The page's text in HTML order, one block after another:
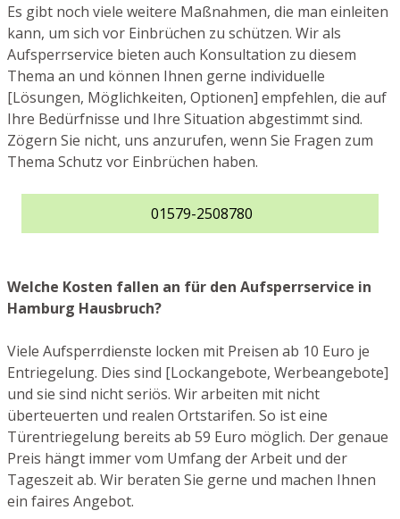
Es gibt noch viele weitere Maßnahmen, die man einleiten
kann, um sich vor Einbrüchen zu schützen. Wir als
Aufsperrservice bieten auch Konsultation zu diesem
Thema an und können Ihnen gerne individuelle
[Lösungen, Möglichkeiten, Optionen] empfehlen, die auf
Ihre Bedürfnisse und Ihre Situation abgestimmt sind.
Zögern Sie nicht, uns anzurufen, wenn Sie Fragen zum
Thema Schutz vor Einbrüchen haben.
01579-2508780
Welche Kosten fallen an für den Aufsperrservice in
Hamburg Hausbruch?
Viele Aufsperrdienste locken mit Preisen ab 10 Euro je
Entriegelung. Dies sind [Lockangebote, Werbeangebote]
und sie sind nicht seriös. Wir arbeiten mit nicht
überteuerten und realen Ortstarifen. So ist eine
Türentriegelung bereits ab 59 Euro möglich. Der genaue
Preis hängt immer vom Umfang der Arbeit und der
Tageszeit ab. Wir beraten Sie gerne und machen Ihnen
ein faires Angebot.